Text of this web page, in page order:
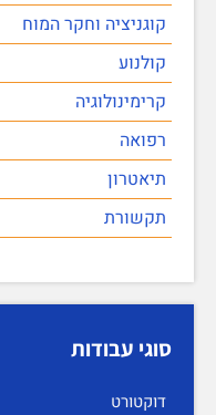
קוגניציה וחקר המוח
קולנוע
קרימינולוגיה
רפואה
תיאטרון
תקשורת
סוגי עבודות
דוקטורט